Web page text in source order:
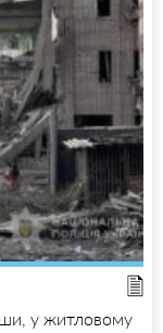
у житловому